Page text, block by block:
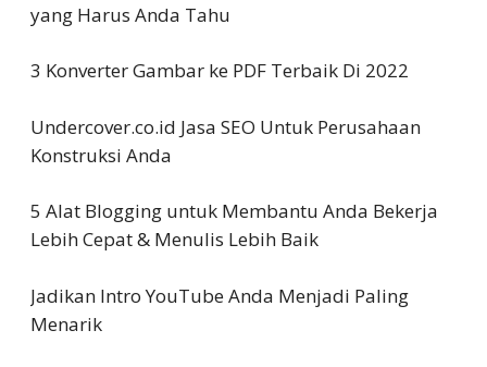
yang Harus Anda Tahu
3 Konverter Gambar ke PDF Terbaik Di 2022
Undercover.co.id Jasa SEO Untuk Perusahaan
Konstruksi Anda
5 Alat Blogging untuk Membantu Anda Bekerja
Lebih Cepat & Menulis Lebih Baik
Jadikan Intro YouTube Anda Menjadi Paling
Menarik